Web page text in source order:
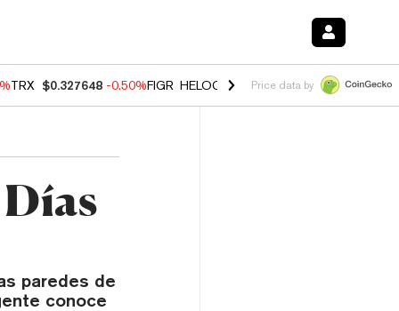
TRX $0.327648 -0.50%FIGR_HELOC $1.035 0.20%HYPE $55.59 -
Price data by
paredes de
conoce